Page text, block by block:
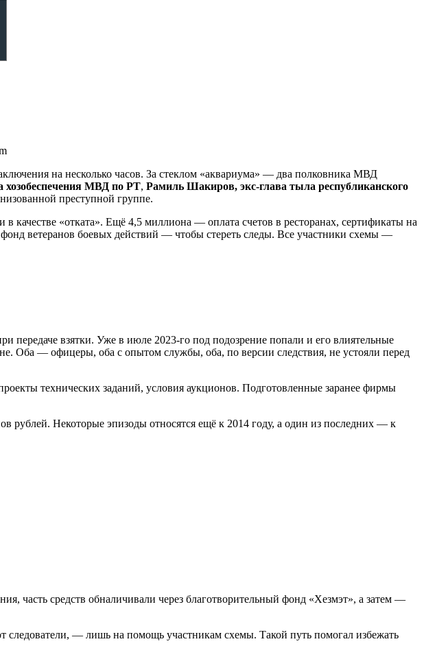
на несколько часов. За стеклом «аквариума» — два полковника МВД
МВД по РТ, Рамиль Шакиров, экс-глава тыла республиканского
преступной группе.
«отката». Ещё 4,5 миллиона — оплата счетов в ресторанах, сертификаты на
ветеранов боевых действий — чтобы стереть следы. Все участники схемы —
передаче взятки. Уже в июле 2023-го под подозрение попали и его влиятельные
— офицеры, оба с опытом службы, оба, по версии следствия, не устояли перед
технических заданий, условия аукционов. Подготовленные заранее фирмы
рублей. Некоторые эпизоды относятся ещё к 2014 году, а один из последних — к
часть средств обналичивали через благотворительный фонд «Хезмэт», а затем —
— лишь на помощь участникам схемы. Такой путь помогал избежать